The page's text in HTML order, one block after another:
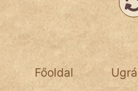
Hoffer Botond
Főoldal